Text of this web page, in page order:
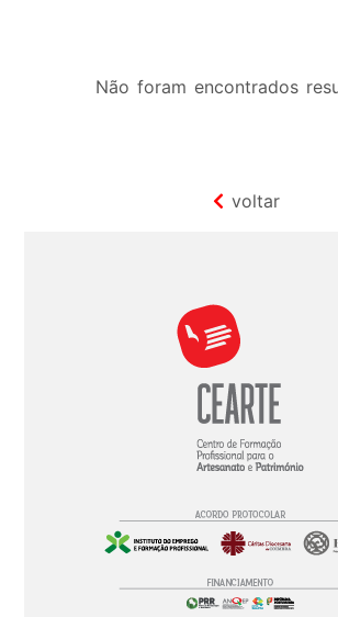
Não foram encontrados
voltar